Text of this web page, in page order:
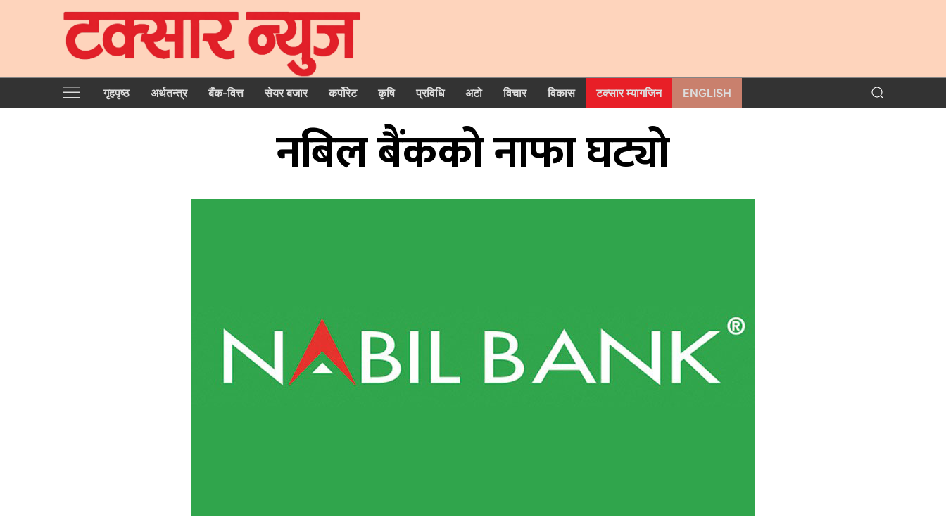
गृहपृष्‍ठ अर्थतन्त्र बैंक-वित्त सेयर बजार कर्पोरेट कृषि प्रविधि अटो विचार विकास टक्सार म्यागजिन ENGLISH
नबिल बैंकको नाफा घट्यो